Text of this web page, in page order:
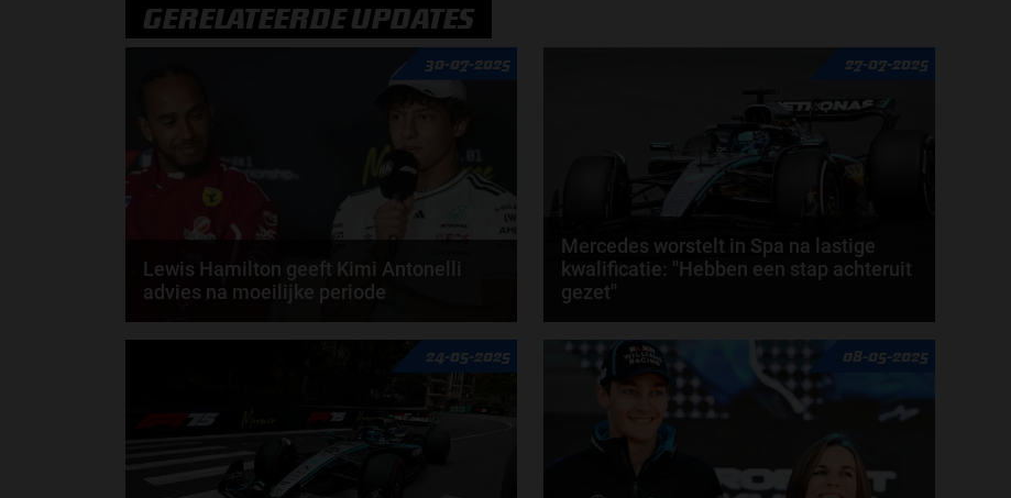
GERELATEERDE UPDATES
30-07-2025
Lewis Hamilton geeft Kimi Antonelli
advies na moeilijke periode
Kimi Antonelli kent een moeilijke fase bij Mercedes. In
de laatste zeven races scoorde de Italiaan...
Cas van de Veerdonk
27-07-2025
Mercedes worstelt in Spa na lastige
kwalificatie: ''Hebben een stap achteruit
gezet''
Het raceweekend in Spa verloopt tot nog toe niet
zoals gewenst voor het team van Mercedes.
George...
Amber Buwalda
24-05-2025 08-05-2025